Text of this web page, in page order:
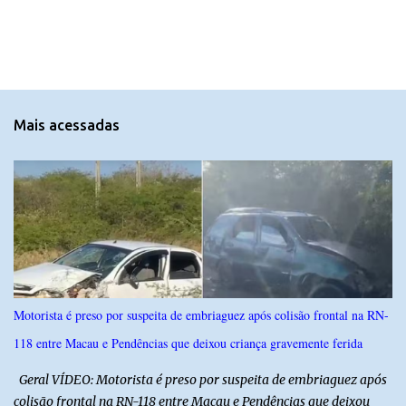
n
r
i
o
s
Mais acessadas
Motorista é preso por suspeita de embriaguez após colisão frontal na RN-
118 entre Macau e Pendências que deixou criança gravemente ferida
Geral VÍDEO: Motorista é preso por suspeita de embriaguez após
colisão frontal na RN-118 entre Macau e Pendências que deixou